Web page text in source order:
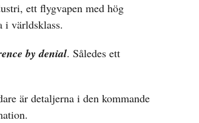
ett flygvapen med hög
i världsklass.
by denial. Således ett
är detaljerna i den kommande